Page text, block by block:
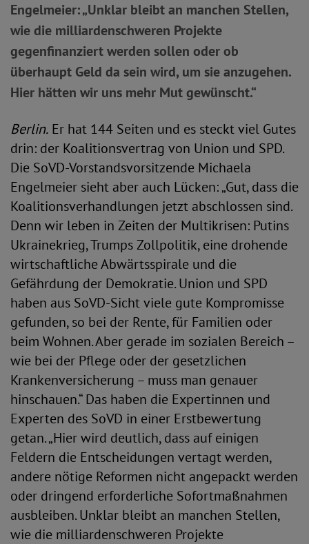
Engelmeier: „Unklar bleibt an manchen Stellen,
wie die milliardenschweren Projekte
gegenfinanziert werden sollen oder ob
überhaupt Geld da sein wird, um sie anzugehen.
Hier hätten wir uns mehr Mut gewünscht.“
Berlin. Er hat 144 Seiten und es steckt viel Gutes
drin: der Koalitionsvertrag von Union und SPD.
Die SoVD-Vorstandsvorsitzende Michaela
Engelmeier sieht aber auch Lücken: „Gut, dass die
Koalitionsverhandlungen jetzt abschlossen sind.
Denn wir leben in Zeiten der Multikrisen: Putins
Ukrainekrieg, Trumps Zollpolitik, eine drohende
wirtschaftliche Abwärtsspirale und die
Gefährdung der Demokratie. Union und SPD
haben aus SoVD-Sicht viele gute Kompromisse
gefunden, so bei der Rente, für Familien oder
beim Wohnen. Aber gerade im sozialen Bereich –
wie bei der Pflege oder der gesetzlichen
Krankenversicherung – muss man genauer
hinschauen.“ Das haben die Expertinnen und
Experten des SoVD in einer Erstbewertung
getan. „Hier wird deutlich, dass auf einigen
Feldern die Entscheidungen vertagt werden,
andere nötige Reformen nicht angepackt werden
oder dringend erforderliche Sofortmaßnahmen
ausbleiben. Unklar bleibt an manchen Stellen,
wie die milliardenschweren Projekte